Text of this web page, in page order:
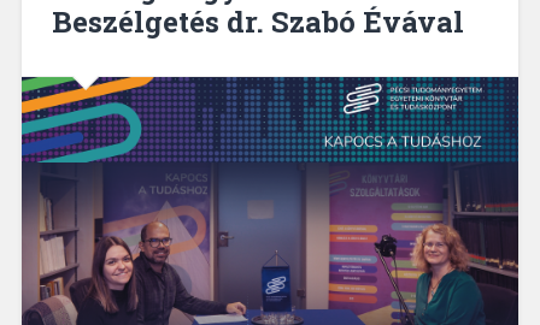
Beszélgetés dr. Szabó Évával